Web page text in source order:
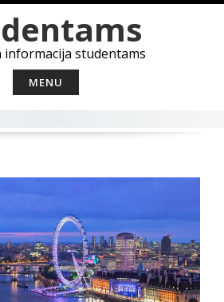
informacija studentams
MENU